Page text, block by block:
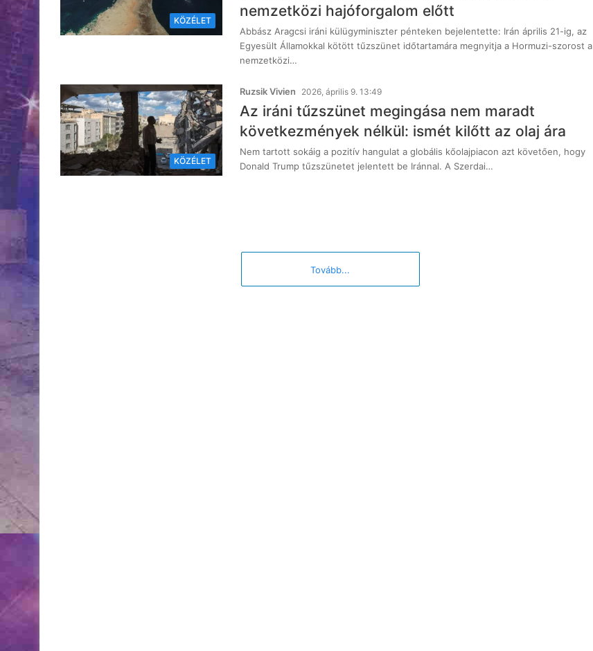
KÖZÉLET
nemzetközi hajóforgalom előtt
Abbász Aragcsi iráni külügyminiszter pénteken bejelentette: Irán április 21-ig, az
Egyesült Államokkal kötött tűzszünet időtartamára megnyitja a Hormuzi-szorost a
nemzetközi…
KÖZÉLET
Ruzsik Vivien 2026, április 9. 13:49
Az iráni tűzszünet megingása nem maradt
következmények nélkül: ismét kilőtt az olaj ára
Nem tartott sokáig a pozitív hangulat a globális kőolajpiacon azt követően, hogy
Donald Trump tűzszünetet jelentett be Iránnal. A Szerdai…
Tovább...